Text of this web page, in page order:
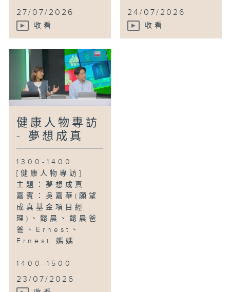
27/07/2026
收看
24/07/2026
收看
健康人物專訪
- 夢想成真
1300-1400
[健康人物專訪]
主題：夢想成真
嘉賓：吳嘉華(願望
成真基金項目經
理)、懿晨、懿晨爸
爸、Ernest、
Ernest 媽媽
1400-1500
...
23/07/2026